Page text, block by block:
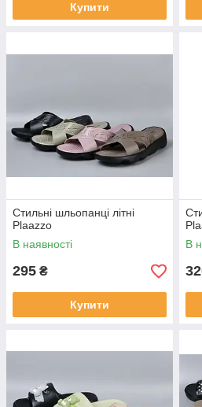
Купити
Стильні шльопанці літні
Plaazzo
В наявності
295 ₴
Купити
В